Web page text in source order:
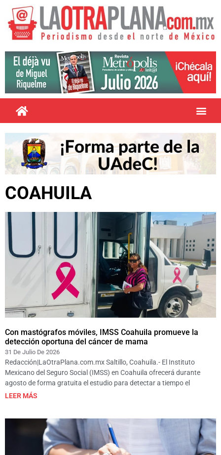
COAHUILA
Con mastógrafos móviles, IMSS Coahuila promueve la
detección oportuna del cáncer de mama
31 De Julio De 2026
Redacción|LaOtraPlana.com.mx Saltillo, Coahuila.- El Instituto
Mexicano del Seguro Social (IMSS) en Coahuila ofrecerá durante
agosto de forma gratuita el estudio para detectar a tiempo el
LEER MÁS